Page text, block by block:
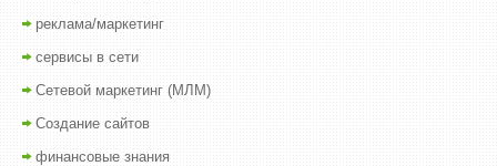
реклама/маркетинг
сервисы в сети
Сетевой маркетинг (МЛМ)
Создание сайтов
финансовые знания